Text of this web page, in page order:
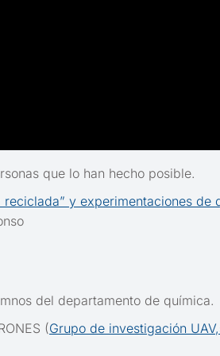
que lo han hecho posible.
reciclada” y experimentaciones de
del departamento de química.
(Grupo de investigación